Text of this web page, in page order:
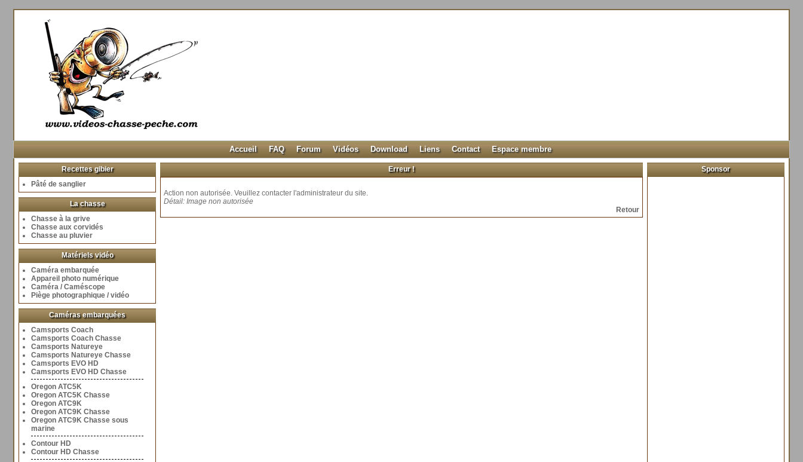
Accueil FAQ Forum Vidéos Download Liens Contact Espace membre
Recettes gibier
Pâté de sanglier
La chasse
Chasse à la grive
Chasse aux corvidés
Chasse au pluvier
Matériels vidéo
Caméra embarquée
Appareil photo numérique
Caméra / Caméscope
Piège photographique / vidéo
Caméras embarquées
Camsports Coach
Camsports Coach Chasse
Camsports Natureye
Camsports Natureye Chasse
Camsports EVO HD
Camsports EVO HD Chasse
Oregon ATC5K
Oregon ATC5K Chasse
Oregon ATC9K
Oregon ATC9K Chasse
Oregon ATC9K Chasse sous
marine
Contour HD
Contour HD Chasse
Sponsor
Erreur !
Action non autorisée. Veuillez contacter l'administrateur du site.
Détail: Image non autorisée
Retour